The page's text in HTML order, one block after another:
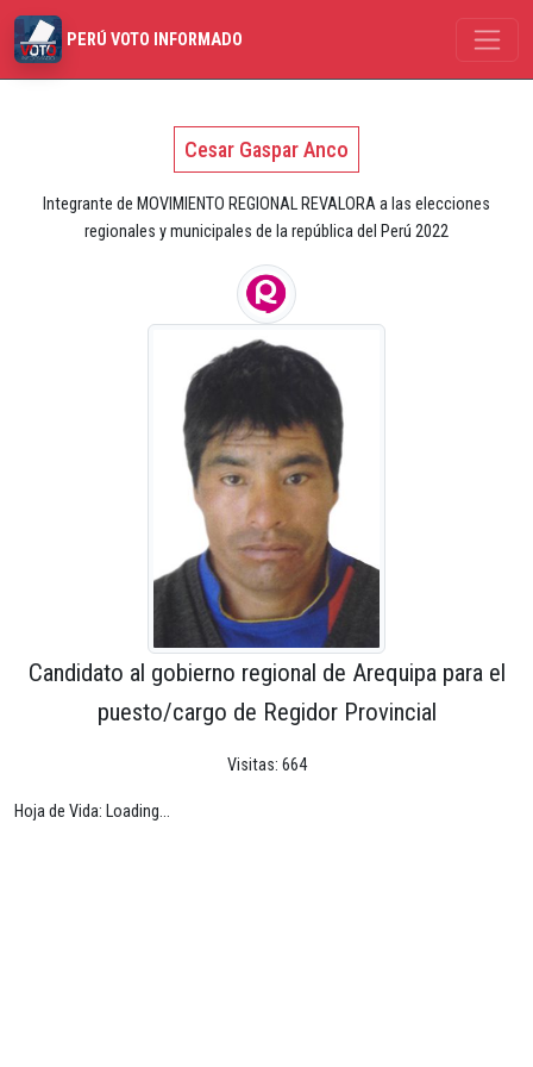
PERÚ VOTO INFORMADO
Cesar Gaspar Anco
Integrante de MOVIMIENTO REGIONAL REVALORA a las elecciones
regionales y municipales de la república del Perú 2022
Candidato al gobierno regional de Arequipa para el
puesto/cargo de Regidor Provincial
Visitas: 664
Hoja de Vida: Loading...